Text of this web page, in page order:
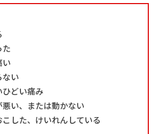
い
どい痛み
い、または動かない
した、けいれんしている